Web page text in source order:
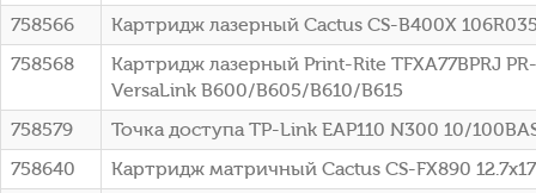
758566
Картридж лазерный Cactus CS-B400X
758568
Картридж лазерный Print-Rite TFXA77BPRJ
VersaLink B600/B605/B610/B615
758579
Точка доступа TP-Link EAP110 N300 10/
758640
Картридж матричный Cactus CS-FX890